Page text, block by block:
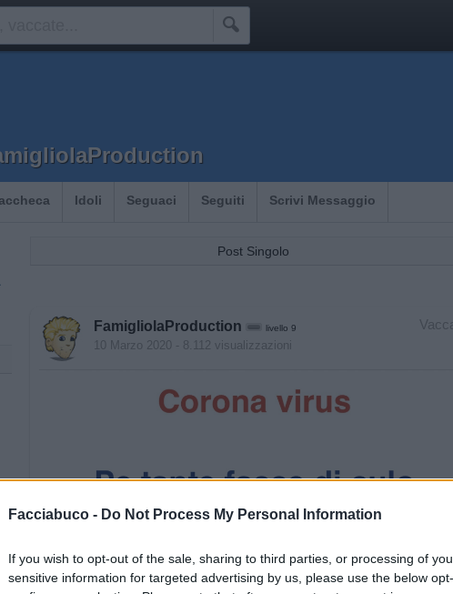
Facciabuco - Do Not Process My Personal Information
If you wish to opt-out of the sale, sharing to third parties, or processing of
sensitive information for targeted advertising by us, please use the below

Idoli Seguaci Seguiti Scrivi Messaggio
Post Singolo
FamigliolaProduction livello 9
10 Marzo 2020 - 8.112 visualizzazioni